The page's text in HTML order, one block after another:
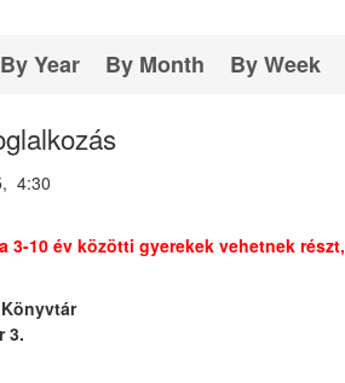
By Year By Month By Week
4:30
3-10 év közötti gyerekek vehetnek
3.